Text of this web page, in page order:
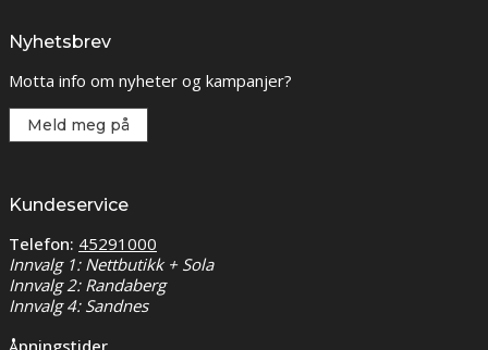
Nyhetsbrev
Motta info om nyheter og kampanjer?
Meld meg på
Kundeservice
Telefon: 45291000
Innvalg 1: Nettbutikk + Sola
Innvalg 2: Randaberg
Innvalg 4: Sandnes
Åpningstider